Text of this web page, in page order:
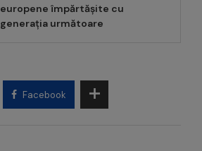
europene împărtășite cu
generația următoare
Facebook